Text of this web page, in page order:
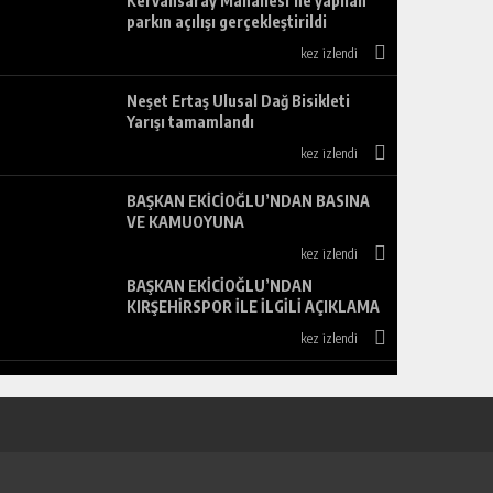
parkın açılışı gerçekleştirildi
kez izlendi
Neşet Ertaş Ulusal Dağ Bisikleti
Yarışı tamamlandı
kez izlendi
BAŞKAN EKİCİOĞLU’NDAN BASINA
VE KAMUOYUNA
kez izlendi
BAŞKAN EKİCİOĞLU’NDAN
KIRŞEHİRSPOR İLE İLGİLİ AÇIKLAMA
kez izlendi